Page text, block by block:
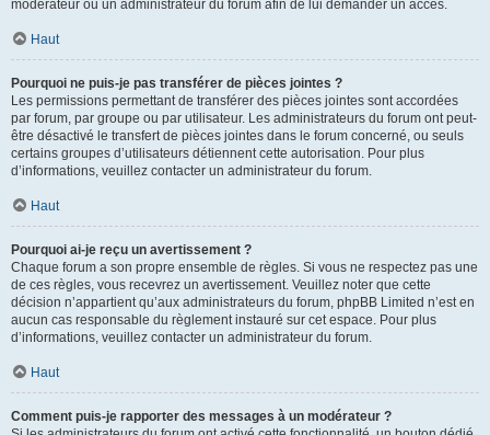
modérateur ou un administrateur du forum afin de lui demander un accès.
Haut
Pourquoi ne puis-je pas transférer de pièces jointes ?
Les permissions permettant de transférer des pièces jointes sont accordées
par forum, par groupe ou par utilisateur. Les administrateurs du forum ont peut-
être désactivé le transfert de pièces jointes dans le forum concerné, ou seuls
certains groupes d’utilisateurs détiennent cette autorisation. Pour plus
d’informations, veuillez contacter un administrateur du forum.
Haut
Pourquoi ai-je reçu un avertissement ?
Chaque forum a son propre ensemble de règles. Si vous ne respectez pas une
de ces règles, vous recevrez un avertissement. Veuillez noter que cette
décision n’appartient qu’aux administrateurs du forum, phpBB Limited n’est en
aucun cas responsable du règlement instauré sur cet espace. Pour plus
d’informations, veuillez contacter un administrateur du forum.
Haut
Comment puis-je rapporter des messages à un modérateur ?